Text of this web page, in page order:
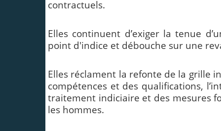
contractuels.
Elles continuent d’exiger la tenue
point d'indice et débouche sur une
Elles réclament la refonte de la grille
compétences et des qualifications,
traitement indiciaire et des mesures
les hommes.